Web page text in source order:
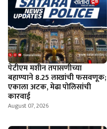
पेटीएम मशीन तपासणीच्या
बहाण्याने 8.25 लाखांची फसवणूक;
एकाला अटक, मेढा पोलिसांची
कारवाई
August 07, 2026